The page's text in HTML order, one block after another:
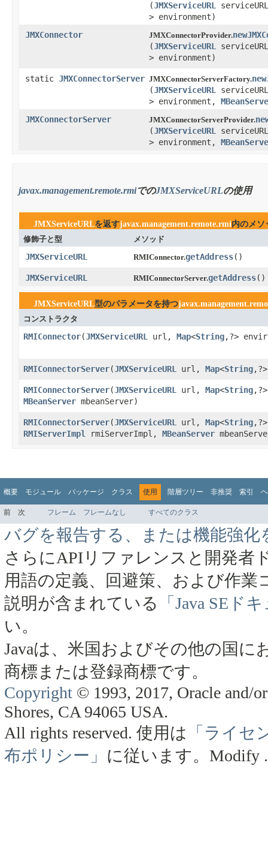
(JMXServiceURL
> environment)
JMXConnector
JMXConnectorProvider.
(JMXServiceURL
> environment)
static JMXConnectorServer JMXConnectorServerFactory.
(JMXServiceURL
> environment,
JMXConnectorServer
JMXConnectorServerProvider.
(JMXServiceURL
> environment,
javax.management.remote.rmiでのJMXServiceURLの使用
JMXServiceURLを返すjavax.management.remote.rmi内のメソ
修飾子と型
メソッド
JMXServiceURL RMIConnector.getAddress​()
JMXServiceURL RMIConnectorServer.getAddress​()
JMXServiceURL型のパラメータを持つ
コンストラクタ
RMIConnector​(JMXServiceURL url, Map<String,?>
RMIConnectorServer​(JMXServiceURL url, Map<String
RMIConnectorServer​(JMXServiceURL url, Map<String
MBeanServer mbeanServer)
RMIConnectorServer​(JMXServiceURL url, Map<String
RMIServerImpl
rmiServerImpl, MBeanServer
概要 モジュール パッケージ クラス 使用 階層ツリー 非推奨 索引
前 次 フレーム フレームなし すべてのクラス
バグを報告する、または機能強化
さらにAPIリファレンスと開発者
用語の定義、回避策、および作
説明が含まれている
「Java SEド
い。
Javaは、米国およびその他の国に
商標または登録商標です。
Copyright © 1993, 2017, Oracle and/
Shores, CA 94065 USA.
All rights reserved. 使用は 「ライセ
布ポリシー」 に従います。 Modify